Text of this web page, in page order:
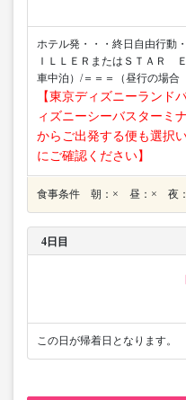
ホテル発・・・終日自由行動
ＩＬＬＥＲまたはＳＴＡＲ
車中泊）/＝＝＝（昼行の場合
【東京ディズニーランド
ィズニーシーバスターミ
からご出発する便も選択
にご確認ください】
食事条件 朝：× 昼：× 夜
4日目
この日が帰着日となります。